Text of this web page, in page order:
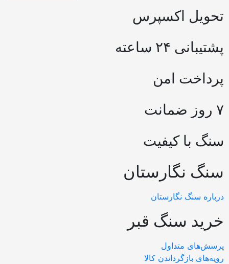
اکسپرس
۲۴ ساعته
امن
با کیفیت
نگارستان
سنگ نگارستان
سنگ قبر
متداول
بازگرداندن کالا